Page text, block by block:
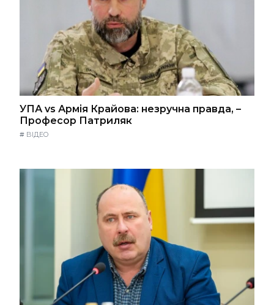
УПА vs Армія Крайова: незручна правда, –
Професор Патриляк
# ВІДЕО